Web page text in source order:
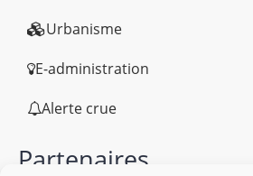
Urbanisme
E-administration
Alerte crue
Partenaires